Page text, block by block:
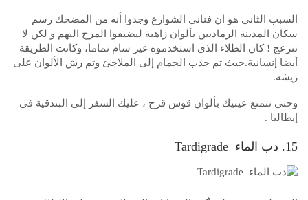
السبب الثاني هو ان فناني الشوارع وجدوا أنه من المضحك رسم
سكان المدينة الرماديين بألوان زاهية ليضيفوا المرح اليهم و لكن لا
تنزعج ! كان الطلاء الذي استخدموه غير سام تماما، وكانت الطريقة
أيضا إنسانية.حيث تم جذب الحمام إلى الملاجئ وتم رش الألوان على
ريشه.
وحتي تتمتع عينيك بألوان قوس قزح ، عليك السفر إلى البندقية في
إيطاليا .
15. دب الماء Tardigrade